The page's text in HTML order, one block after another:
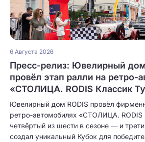
6 Августа 2026
Пресс-релиз: Ювелирный дом
провёл этап ралли на ретро-
«СТОЛИЦА. RODIS Классик
Ювелирный дом RODIS провёл
ретро-автомобилях «СТОЛИЦА.
четвёртый из шести в сезоне — и
создал уникальный Кубок для